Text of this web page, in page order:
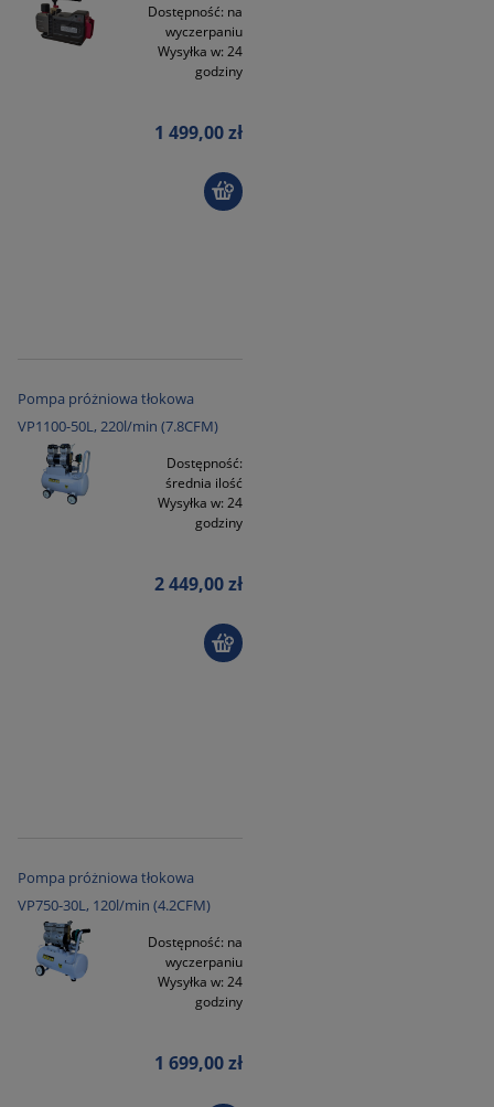
Dostępność: na
wyczerpaniu
Wysyłka w: 24
godziny
1 499,00 zł
Pompa próżniowa tłokowa
VP1100-50L, 220l/min (7.8CFM)
Dostępność:
średnia ilość
Wysyłka w: 24
godziny
2 449,00 zł
Pompa próżniowa tłokowa
VP750-30L, 120l/min (4.2CFM)
Dostępność: na
wyczerpaniu
Wysyłka w: 24
godziny
1 699,00 zł